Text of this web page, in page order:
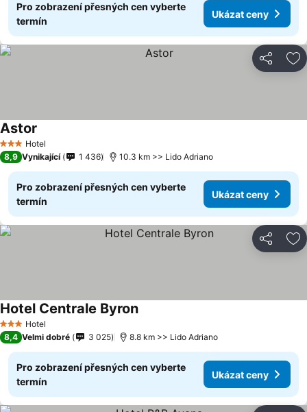
Pro zobrazení přesných cen vyberte
termín
Ukázat ceny
Sdílet
3 Počet hvězdiček
Hotel
Astor
8,9 Vynikající 1 436 10.3 km >> Lido Adriano
Pro zobrazení přesných cen vyberte
termín
Ukázat ceny
Sdílet
3 Počet hvězdiček
Hotel
Hotel Centrale Byron
8,4 Velmi dobré 3 025 8.8 km >> Lido Adriano
Pro zobrazení přesných cen vyberte
termín
Ukázat ceny